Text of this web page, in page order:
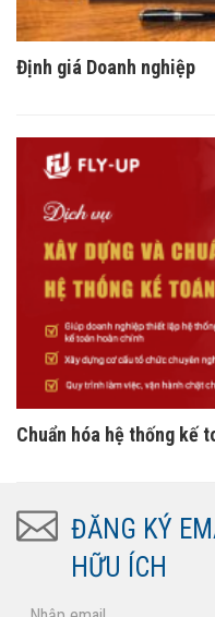
Định giá Doanh nghiệp
Chuẩn hóa hệ thống kế
ĐĂNG KÝ
HỮU ÍCH